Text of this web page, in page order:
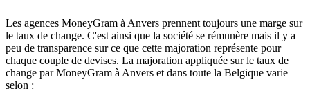
Les agences MoneyGram à Anvers prennent toujours une marge sur
le taux de change. C'est ainsi que la société se rémunère mais il y a
peu de transparence sur ce que cette majoration représente pour
chaque couple de devises. La majoration appliquée sur le taux de
change par MoneyGram à Anvers et dans toute la Belgique varie
selon :